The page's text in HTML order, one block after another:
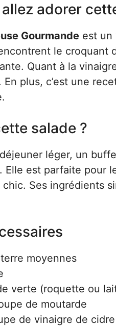
adorer
Gourmande est un
le croquant
Quant à la
plus, c’est une
salade ?
léger, un
est parfaite pour
Ses ingrédients
moyennes
verte (roquette ou
de moutarde
de vinaigre de cidre